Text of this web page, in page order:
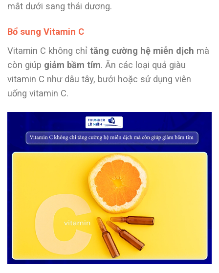
mắt dưới sang thái dương.
Bổ sung Vitamin C
Vitamin C không chỉ tăng cường hệ miễn dịch mà
còn giúp giảm bầm tím. Ăn các loại quả giàu
vitamin C như dâu tây, bưởi hoặc sử dụng viên
uống vitamin C.